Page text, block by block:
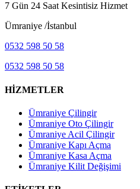
7 Gün 24 Saat Kesintisiz Hizmet
Ümraniye /İstanbul
0532 598 50 58
0532 598 50 58
HİZMETLER
Ümraniye Çilingir
Ümraniye Oto Çilingir
Ümraniye Acil Çilingir
Ümraniye Kapı Açma
Ümraniye Kasa Açma
Ümraniye Kilit Değişimi